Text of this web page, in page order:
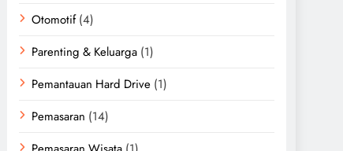
Otomotif(4)
Parenting & Keluarga (1)
Pemantauan Hard Drive (1)
Pemasaran (14)